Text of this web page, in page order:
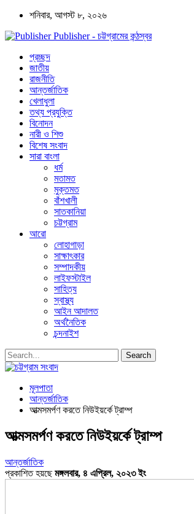
শনিবার, আগস্ট ৮, ২০২৬
Publisher - চট্টগ্রামের কন্ঠস্বর
প্রচ্ছদ
জাতীয়
রাজনীতি
আন্তর্জাতিক
খেলাধুলা
তথ্য প্রযুক্তি
বিনোদন
নারী ও শিশু
বিশেষ সংবাদ
সারা বাংলা
ধর্ম
মতামত
মুক্তমত
বাঁশখালী
সাতকানিয়া
চট্টগ্রাম
আরো
লোহাগাড়া
সাক্ষাৎকার
সম্পাদকীয়
লাইফস্টাইল
সাহিত্য
স্বাস্থ্য
আইন আদালত
অর্থনৈতিক
চন্দনাইশ
মূলপাতা
আন্তর্জাতিক
আত্মসমর্পণ করতে নিউইয়র্কে ট্রাম্প
আত্মসমর্পণ করতে নিউইয়র্কে ট্রাম্প
আন্তর্জাতিক
প্রকাশিত হয়ছেমঙ্গলবার, ৪ এপ্রিল, ২০২৩ ইং